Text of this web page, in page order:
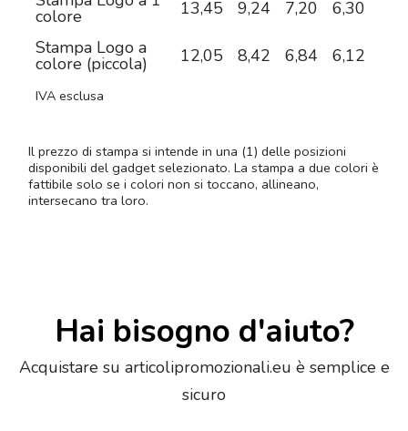
colore 13,45 9,24 7,20 6,30
Stampa Logo a
colore (piccola) 12,05 8,42 6,84 6,12
IVA esclusa
Il prezzo di stampa si intende in una (1) delle posizioni
disponibili del gadget selezionato. La stampa a due colori è
fattibile solo se i colori non si toccano, allineano,
intersecano tra loro.
Hai bisogno d'aiuto?
Acquistare su articolipromozionali.eu è semplice e
sicuro